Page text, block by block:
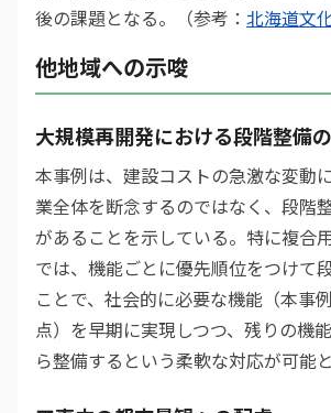
後の課題となる。（参考： 北海道文
他地域への示唆
大規模再開発における段階整備
本事例は、建設コストの急激な変動
業全体を断念するのではなく、段階
があることを示している。特に複合
では、機能ごとに優先順位をつけて
ことで、社会的に必要な機能（本事
点）を早期に実現しつつ、残りの機
ら整備するという柔軟な対応が可能と